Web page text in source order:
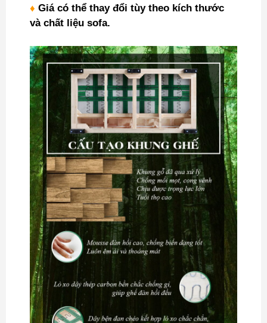
♦ Giá có thể thay đổi tùy theo kích thước
và chất liệu sofa.